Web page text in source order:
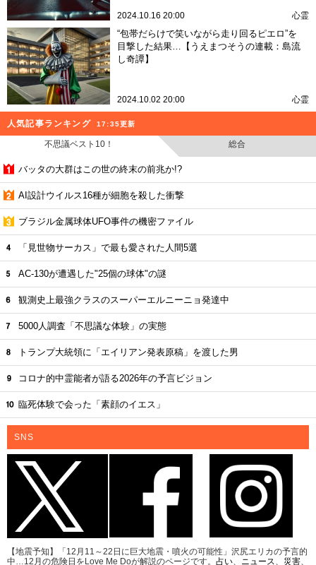
2024.10.16 20:00 心霊
“包帯だらけで笑いながら走り回るピエロ”を
目撃した結果…【うえまつそうの連載：島流
し奇譚】
2024.10.02 20:00 心霊
人気記事ランキング 17:35更新
不思議ベスト10！ 総合
バッタの大群はこの世の終末の前兆か!?
AI設計ウイルス16種が細胞を殺した衝撃
ブラジル金属球体UFO事件の機密ファイル
「見世物サーカス」で最も愛された人間5選
AC-130が遭遇した"25個の球体"の謎
観測史上最強クラスのスーパーエルニーニョ発達中
5000人調査「不思議な体験」の実態
トランプ大統領に「エイリアン発表原稿」を渡した男
コロナ的中霊能者が語る2026年の予言ビジョン
臨死体験で会った「素顔のイエス」
SNS
【地震予知】「12月11～22日に巨大地震・噴火の可能性」沢尻エリカの予言的
中…12月の危険日をLove Me Doが解説のページです。 占い、 ニュース、 災害、